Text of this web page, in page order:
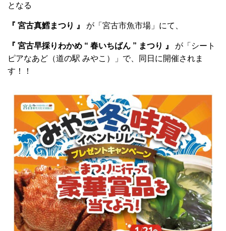
となる
『 宮古真鱈まつり 』 が「宮古市魚市場」にて、
『 宮古早採りわかめ “ 春いちばん ” まつり 』
が「シート
ピアなあど（道の駅 みやこ）」で、同日に開催されま
す！！